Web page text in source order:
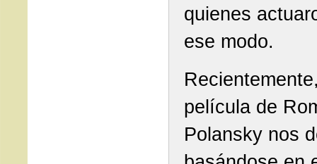
quienes
ese modo.
película de
Polansky nos